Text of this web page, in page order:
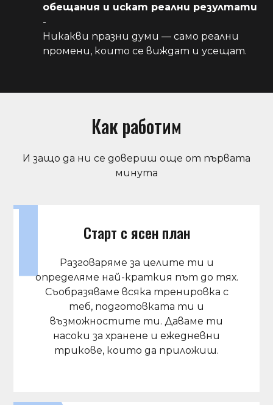
обещания и искат реални резултати
-
Никакви празни думи — само реални
промени, които се виждат и усещат.
Как работим
И защо да ни се довериш още от първата
минута
Старт с ясен план
Разговаряме за целите ти и
определяме най-краткия път до тях.
Съобразяваме всяка тренировка с
теб, подготовката ти и
възможностите ти. Даваме ти
насоки за хранене и ежедневни
трикове, които да приложиш.